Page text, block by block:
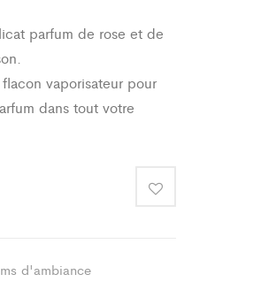
parfum de rose et de
vaporisateur pour
dans tout votre
d'ambiance